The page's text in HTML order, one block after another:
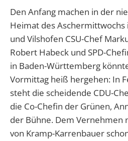
Den Anfang machen in der
Heimat des Aschermittwochs
und Vilshofen CSU-Chef
Robert Habeck und SPD-
in Baden-Württemberg
Vormittag heiß hergehen: In
steht die scheidende CDU-
die Co-Chefin der Grünen,
der Bühne. Dem Vernehmen
von Kramp-Karrenbauer